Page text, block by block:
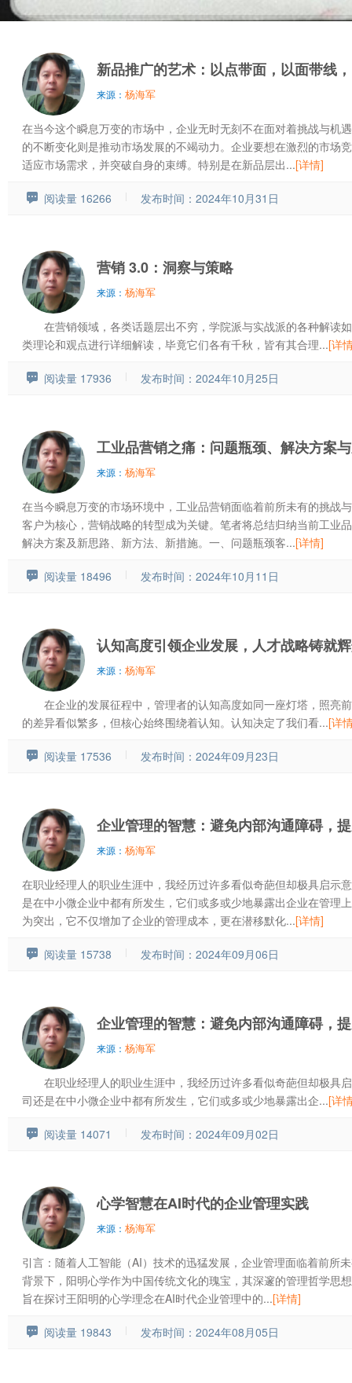
新品推广的艺术：以点带面，以面带线
来源： 杨海军
在当今这个瞬息万变的市场中，企业无时无刻不在面对着挑战与机
的不断变化则是推动市场发展的不竭动力。企业要想在激烈的市场
适应市场需求，并突破自身的束缚。特别是在新品层出...[详情]
阅读量 16266 发布时间：2024年10月31日
营销 3.0：洞察与策略
来源： 杨海军
在营销领域，各类话题层出不穷，学院派与实战派的各种解读
类理论和观点进行详细解读，毕竟它们各有千秋，皆有其合理...[详
阅读量 17936 发布时间：2024年10月25日
工业品营销之痛：问题瓶颈、解决方案
来源： 杨海军
在当今瞬息万变的市场环境中，工业品营销面临着前所未有的挑战
客户为核心，营销战略的转型成为关键。笔者将总结归纳当前工业
解决方案及新思路、新方法、新措施。一、问题瓶颈客...[详情]
阅读量 18496 发布时间：2024年10月11日
认知高度引领企业发展，人才战略铸就
来源： 杨海军
在企业的发展征程中，管理者的认知高度如同一座灯塔，照亮
的差异看似繁多，但核心始终围绕着认知。认知决定了我们看...[详
阅读量 17536 发布时间：2024年09月23日
企业管理的智慧：避免内部沟通障碍，
来源： 杨海军
在职业经理人的职业生涯中，我经历过许多看似奇葩但却极具启示
是在中小微企业中都有所发生，它们或多或少地暴露出企业在管理
为突出，它不仅增加了企业的管理成本，更在潜移默化...[详情]
阅读量 15738 发布时间：2024年09月06日
企业管理的智慧：避免内部沟通障碍，
来源： 杨海军
在职业经理人的职业生涯中，我经历过许多看似奇葩但却极具
司还是在中小微企业中都有所发生，它们或多或少地暴露出企...[详
阅读量 14071 发布时间：2024年09月02日
心学智慧在AI时代的企业管理实践
来源： 杨海军
引言：随着人工智能（AI）技术的迅猛发展，企业管理面临着前所
背景下，阳明心学作为中国传统文化的瑰宝，其深邃的管理哲学思
旨在探讨王阳明的心学理念在AI时代企业管理中的...[详情]
阅读量 19843 发布时间：2024年08月05日